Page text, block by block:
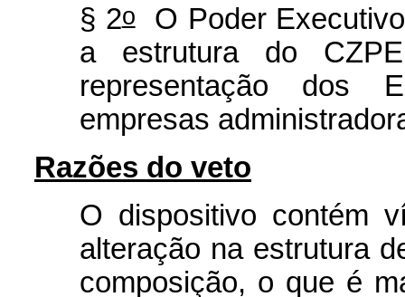
§ 2oO Poder Executivo
a estrutura do
representação dos
empresas
Razões do veto
O dispositivo contém
alteração na estrutura
composição, o que é